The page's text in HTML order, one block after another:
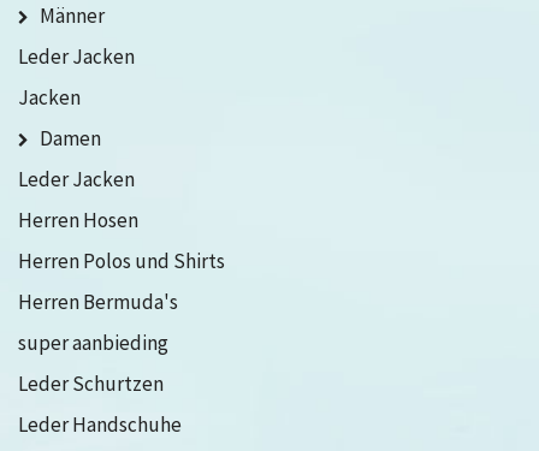
Männer
Leder Jacken
Jacken
Damen
Leder Jacken
Herren Hosen
Herren Polos und Shirts
Herren Bermuda's
super aanbieding
Leder Schurtzen
Leder Handschuhe